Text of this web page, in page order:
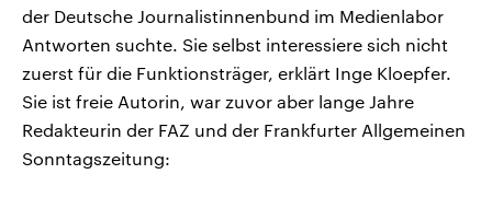
der Deutsche Journalistinnenbund im Medienlabor
Antworten suchte. Sie selbst interessiere sich nicht
zuerst für die Funktionsträger, erklärt Inge Kloepfer.
Sie ist freie Autorin, war zuvor aber lange Jahre
Redakteurin der FAZ und der Frankfurter Allgemeinen
Sonntagszeitung: